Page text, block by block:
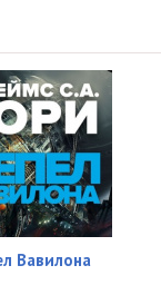
Вавилона